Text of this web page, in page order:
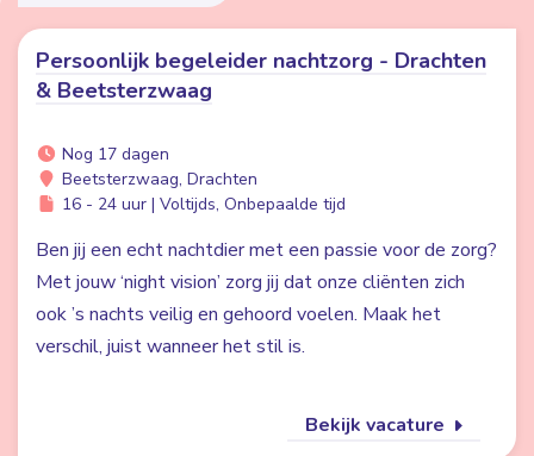
Persoonlijk begeleider nachtzorg - Drachten
& Beetsterzwaag
Nog 17 dagen
Beetsterzwaag, Drachten
16 - 24 uur | Voltijds, Onbepaalde tijd
Ben jij een echt nachtdier met een passie voor de zorg?
Met jouw ‘night vision’ zorg jij dat onze cliënten zich
ook ’s nachts veilig en gehoord voelen. Maak het
verschil, juist wanneer het stil is.
Bekijk vacature